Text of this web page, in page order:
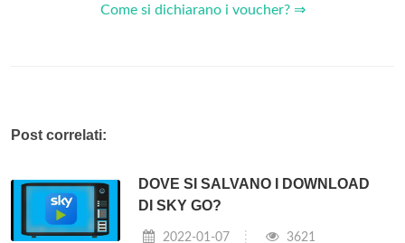
Come si dichiarano i voucher? ⇒
Post correlati:
DOVE SI SALVANO I DOWNLOAD
DI SKY GO?
2022-01-07 3621